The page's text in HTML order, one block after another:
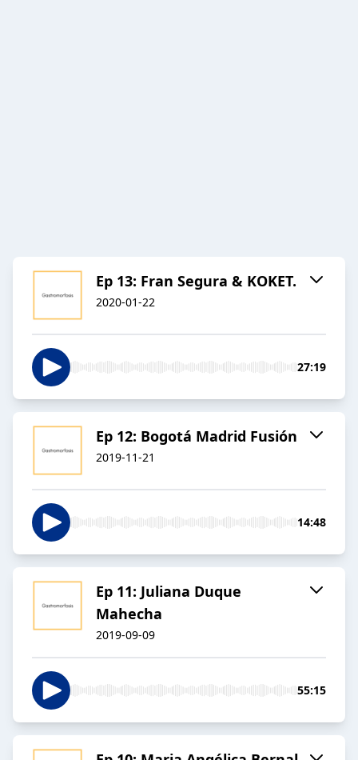
Ep 13: Fran Segura & KOKET.
2020-01-22
27:19
Ep 12: Bogotá Madrid Fusión
2019-11-21
14:48
Ep 11: Juliana Duque
Mahecha
2019-09-09
55:15